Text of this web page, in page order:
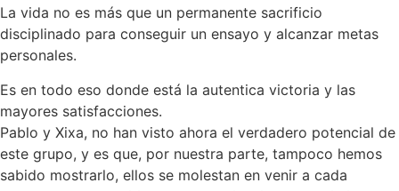
La vida no es más que un permanente sacrificio
disciplinado para conseguir un ensayo y alcanzar metas
personales.
Es en todo eso donde está la autentica victoria y las
mayores satisfacciones.
Pablo y Xixa, no han visto ahora el verdadero potencial de
este grupo, y es que, por nuestra parte, tampoco hemos
sabido mostrarlo, ellos se molestan en venir a cada